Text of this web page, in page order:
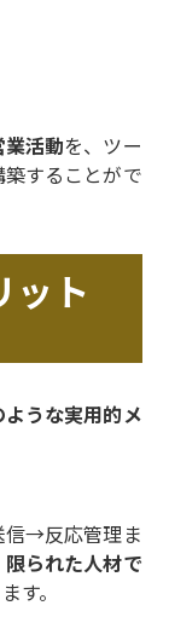
活動を、ツー
築することがで
ット
うな実用的メ
→反応管理ま
限られた人材で
す。